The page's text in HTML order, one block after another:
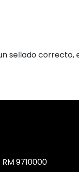
sellado
9710000